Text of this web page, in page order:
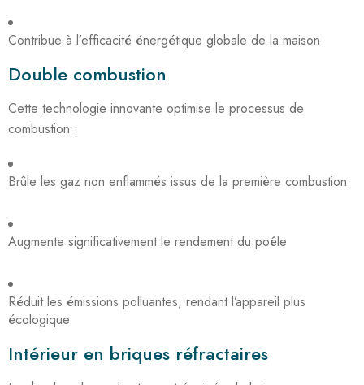
Contribue à l’efficacité énergétique globale de la maison
Double combustion
Cette technologie innovante optimise le processus de
combustion :
Brûle les gaz non enflammés issus de la première combustion
Augmente significativement le rendement du poêle
Réduit les émissions polluantes, rendant l’appareil plus
écologique
Intérieur en briques réfractaires